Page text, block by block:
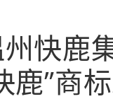
鹿集
鹿”商